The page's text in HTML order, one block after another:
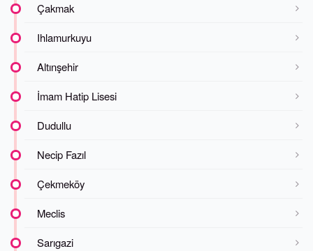
Çakmak
Ihlamurkuyu
Altınşehir
İmam Hatip Lisesi
Dudullu
Necip Fazıl
Çekmeköy
Meclis
Sarıgazi